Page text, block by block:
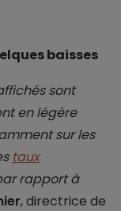
baisses
sont
en légère
sur les
taux
rapport à
, directrice de